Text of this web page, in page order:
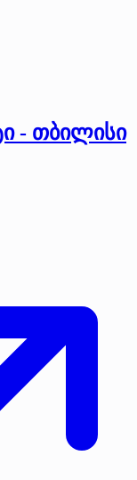
- თბილისი